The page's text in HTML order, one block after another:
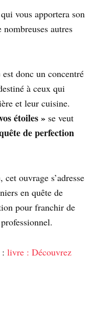
qui vous apportera son
autres
donc un concentré
à ceux qui
et leur cuisine.
étoiles » se veut
de perfection
ouvrage s’adresse
en quête de
pour franchir de
: livre : Découvrez